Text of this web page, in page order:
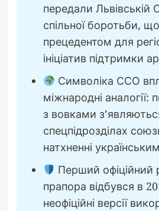
передали
спільної боротьби,
прецедентом для
ініціатив підтримки
Символіка ССО
міжнародні аналогії:
з вовками
спецпідрозділах
натхненні
Перший офіційний
прапора відбувся в
неофіційні версії